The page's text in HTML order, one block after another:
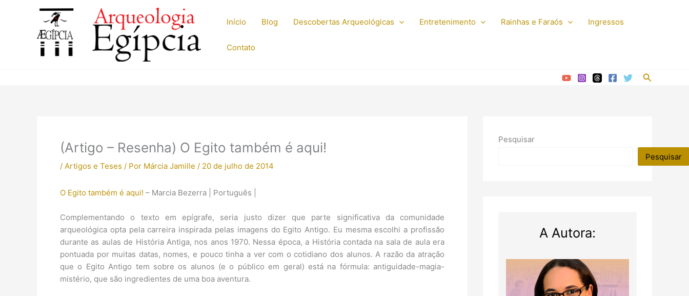
Início Blog Descobertas Arqueológicas Entretenimento Rainhas e Faraós Ingressos
Contato
Pesquisar
(Artigo – Resenha) O Egito também é aqui!
/ Artigos e Teses / Por Márcia Jamille / 20 de julho de 2014
O Egito também é aqui! – Marcia Bezerra | Português |
Complementando o texto em epígrafe, seria justo dizer que parte significativa da comunidade
arqueológica opta pela carreira inspirada pelas imagens do Egito Antigo. Eu mesma escolhi a profissão
durante as aulas de História Antiga, nos anos 1970. Nessa época, a História contada na sala de aula era
pontuada por muitas datas, nomes, e pouco tinha a ver com o cotidiano dos alunos. A razão da atração
que o Egito Antigo tem sobre os alunos (e o público em geral) está na fórmula: antiguidade-magia-
mistério, que são ingredientes de uma boa aventura.
Pesquisar
Pesquisar
A Autora: